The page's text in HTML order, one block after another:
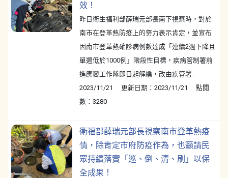
效！
昨日衛生福利部薛瑞元部長南下視察時，對於
南市在登革熱防疫上的努力表示肯定，並宣布
因南市登革熱確診病例數達成「連續2週下降且
單週低於1000例」階段性目標，疾病管制署前
進應變工作隊即日起解編，改由疾管署...
2023/11/21 更新日期：2023/11/21 點閱
數：3280
衛福部薛瑞元部長視察南市登革熱疫
情，除肯定市府防疫作為，也籲請民
眾持續落實「巡、倒、清、刷」以保
全成果！